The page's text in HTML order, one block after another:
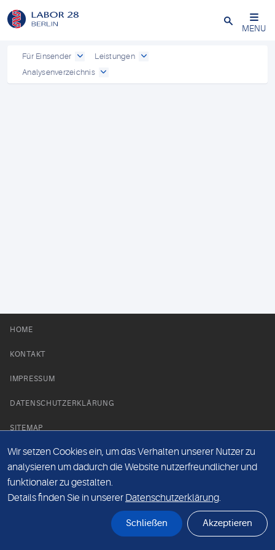
Schließen
MENU
Für Einsender
Leistungen
Analysenverzeichnis
HOME
KONTAKT
IMPRESSUM
DATENSCHUTZERKLÄRUNG
SITEMAP
NEWS PARTNER
Wir setzen Cookies ein, um das Verhalten unserer Nutzer zu
analysieren um dadurch die Website nutzerfreundlicher und
funktionaler zu gestalten.
Details finden Sie in unserer Datenschutzerklärung.
Schließen Akzeptieren